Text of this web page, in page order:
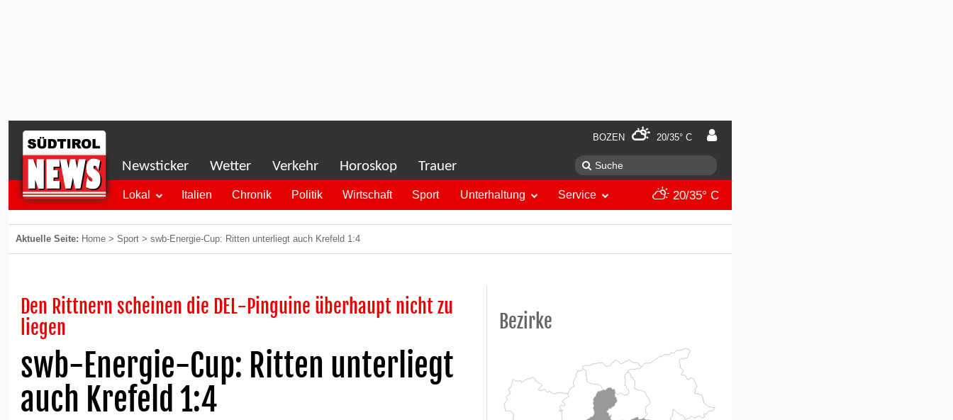
BOZEN 20/35° C
Newsticker Wetter Verkehr Horoskop Trauer
Lokal Italien Chronik Politik Wirtschaft Sport Unterhaltung Service 20/35° C
Aktuelle Seite: Home > Sport > swb-Energie-Cup: Ritten unterliegt auch Krefeld 1:4
Den Rittnern scheinen die DEL-Pinguine überhaupt nicht zu
liegen
swb-Energie-Cup: Ritten unterliegt
auch Krefeld 1:4
Bezirke